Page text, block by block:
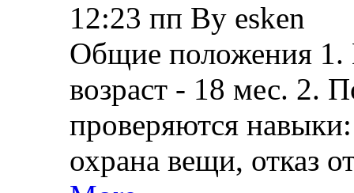
12:23 пп By esken
Общие положения
возраст - 18 мес. 2.
проверяются
охрана вещи, отказ